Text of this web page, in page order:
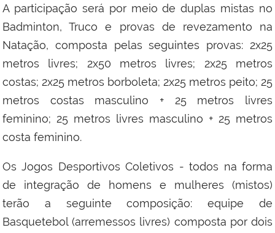
A participação será por meio de duplas mistas no
Badminton, Truco e provas de revezamento na
Natação, composta pelas seguintes provas: 2x25
metros livres; 2x50 metros livres; 2x25 metros
costas; 2x25 metros borboleta; 2x25 metros peito; 25
metros costas masculino + 25 metros livres
feminino; 25 metros livres masculino + 25 metros
costa feminino.
Os Jogos Desportivos Coletivos - todos na forma
de integração de homens e mulheres (mistos)
terão a seguinte composição: equipe de
Basquetebol (arremessos livres) composta por dois